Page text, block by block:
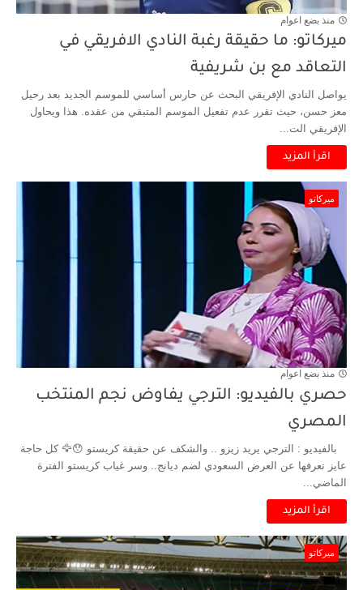
منذ بضع اعوام
ميركاتو: ما حقيقة رغبة النادي الافريقي في
التعاقد مع بن شريفية
يواصل النادي الإفريقي البحث عن حارس أساسي للموسم الجديد بعد رحيل
معز حسن، حيث تقرر عدم تفعيل الموسم المتبقي من عقده. هذا ويحاول
الإفريقي الت...
اقرأ المزيد
ميركاتو
منذ بضع اعوام
حصري بالفيديو: الترجي يفاوض نجم المنتخب
المصري
بالفيديو : الترجي يريد زيزو .. والشكف عن حقيقة كريستو 😯🦅 كل حاجة
عايز تعرفها عن العرض السعودي لضم ديانج.. وسر غياب كريستو الفترة
الماضي...
اقرأ المزيد
ميركاتو